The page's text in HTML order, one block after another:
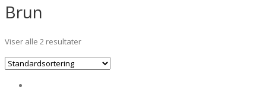
Brun
Viser alle 2 resultater